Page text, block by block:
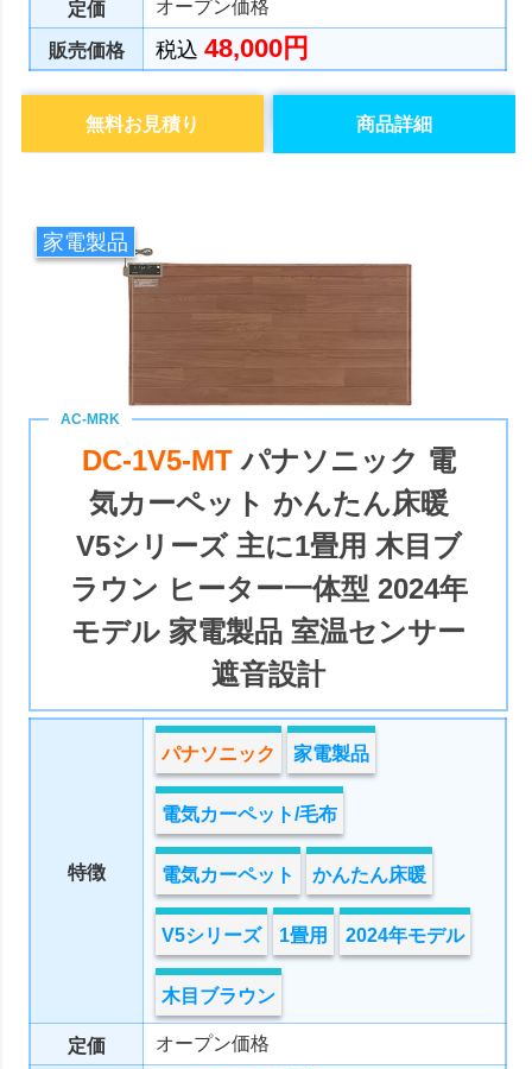
定価 オープン価格
販売価格 税込48,000円
商品詳細
無料お見積り
家電製品
DC-1V5-MTパナソニック 電
気カーペット かんたん床暖
V5シリーズ 主に1畳用 木目ブ
ラウン ヒーター一体型 2024年
モデル 家電製品 室温センサー
遮音設計
特徴
パナソニック 家電製品
電気カーペット/毛布
電気カーペット かんたん床暖
V5シリーズ 1畳用 2024年モデル
木目ブラウン
定価 オープン価格